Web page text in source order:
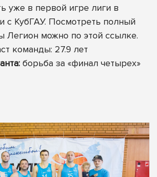
уже в первой игре лиги в
с КубГАУ. Посмотреть полный
Легион можно по этой ссылке.
команды: 27.9 лет
борьба за «финал четырех»